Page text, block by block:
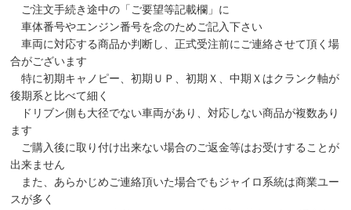
ご注文手続き途中の「ご要望等記載欄」に
車体番号やエンジン番号を念のためご記入下さい
車両に対応する商品か判断し、正式受注前にご連絡させて頂く場
合がございます
特に初期キャノピー、初期ＵＰ、初期Ｘ、中期Ｘはクランク軸が
後期系と比べて細く
ドリブン側も大径でない車両があり、対応しない商品が複数あり
ます
ご購入後に取り付け出来ない場合のご返金等はお受けすることが
出来ません
また、あらかじめご連絡頂いた場合でもジャイロ系統は商業ユー
スが多く